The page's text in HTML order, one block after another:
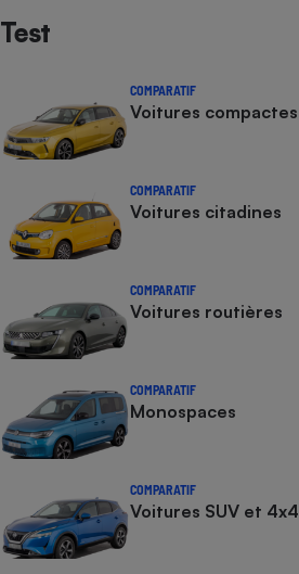
Test
COMPARATIF
Voitures compactes
COMPARATIF
Voitures citadines
COMPARATIF
Voitures routières
COMPARATIF
Monospaces
COMPARATIF
Voitures SUV et 4x4